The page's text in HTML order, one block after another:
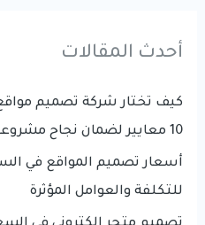
الأرباحc
f
o
r
أحدث المقالات
كيف تختار شركة تصميم
10 معايير لضمان نجاح مشروعك
للتكلفة والعوامل المؤثرة